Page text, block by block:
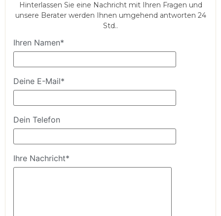
Hinterlassen Sie eine Nachricht mit Ihren Fragen und
unsere Berater werden Ihnen umgehend antworten 24
Std..
Ihren Namen*
Deine E-Mail*
Dein Telefon
Ihre Nachricht*